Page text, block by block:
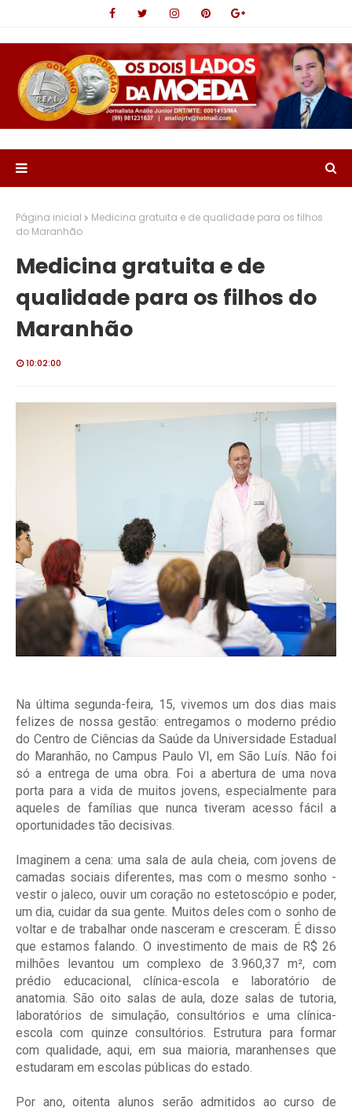
Página inicial
Medicina gratuita e de qualidade para os filhos
do Maranhão
Medicina gratuita e de
qualidade para os filhos do
Maranhão
10:02:00
Na última segunda-feira, 15, vivemos um dos dias mais
felizes de nossa gestão: entregamos o moderno prédio
do Centro de Ciências da Saúde da Universidade Estadual
do Maranhão, no Campus Paulo VI, em São Luís. Não foi
só a entrega de uma obra. Foi a abertura de uma nova
porta para a vida de muitos jovens, especialmente para
aqueles de famílias que nunca tiveram acesso fácil a
oportunidades tão decisivas.
Imaginem a cena: uma sala de aula cheia, com jovens de
camadas sociais diferentes, mas com o mesmo sonho -
vestir o jaleco, ouvir um coração no estetoscópio e poder,
um dia, cuidar da sua gente. Muitos deles com o sonho de
voltar e de trabalhar onde nasceram e cresceram. É disso
que estamos falando. O investimento de mais de R$ 26
milhões levantou um complexo de 3.960,37 m², com
prédio educacional, clínica-escola e laboratório de
anatomia. São oito salas de aula, doze salas de tutoria,
laboratórios de simulação, consultórios e uma clínica-
escola com quinze consultórios. Estrutura para formar
com qualidade, aqui, em sua maioria, maranhenses que
estudaram em escolas públicas do estado.
Por ano, oitenta alunos serão admitidos ao curso de